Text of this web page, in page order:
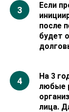
Если
после
будет
На 3
любые
лица.